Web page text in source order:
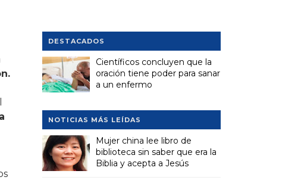
DESTACADOS
Científicos concluyen que la
oración tiene poder para sanar
a un enfermo
NOTICIAS MÁS LEÍDAS
Mujer china lee libro de
biblioteca sin saber que era la
Biblia y acepta a Jesús